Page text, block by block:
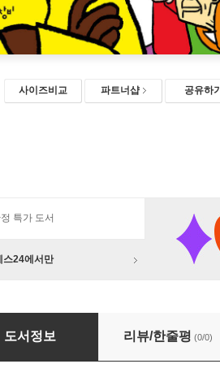
사이즈비교 파트너샵 공유하기
특가 도서
스24에서만
뮤니티 2 : 하 (큰글자도서)
도서정보 리뷰/한줄평 (0/0)